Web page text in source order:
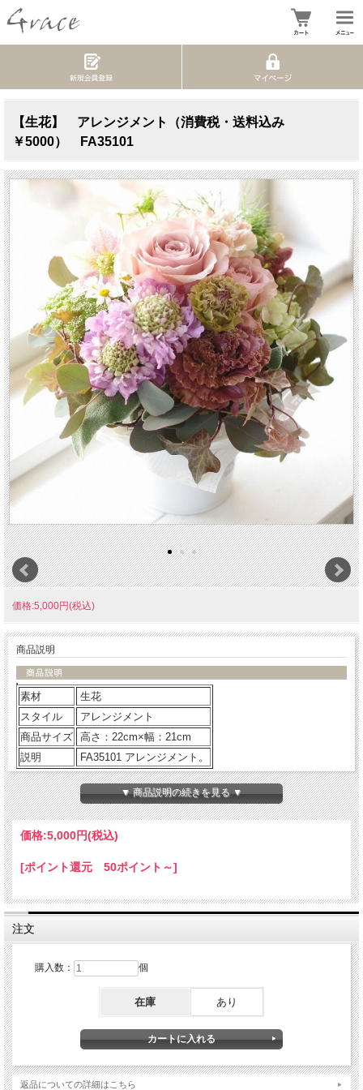
【生花】 アレンジメント（消費税・送料込み
￥5000） FA35101
価格:5,000円(税込)
商品説明
素材
生花
スタイル
アレンジメント
商品サイズ 高さ：22cm×幅：21cm
説明
FA35101 アレンジメント。
■ご購入に際してのご案内
・すべてオーダーメイドによる制作のため価格等ご相談に応じ
ます。
・価格は￥5,000（税込み）から制作いたします。
・表示価格以外(ただし￥5,000以上）の金額をご希望の場合
は、商品をカートに入れずに
・色合いや雰囲気なども、ご要望にお応えいたしますので併せ
※ご注意
・花材・花器共に季節商品のため変更になる場合がございます
が、できるだけ雰囲気を損なわないよう作成いたしますのでご
了承ください。
▼ 商品説明の続きを見る ▼
価格:5,000円(税込)
[ポイント還元 50ポイント～]
注文
購入数： 個
在庫 あり
返品についての詳細はこちら